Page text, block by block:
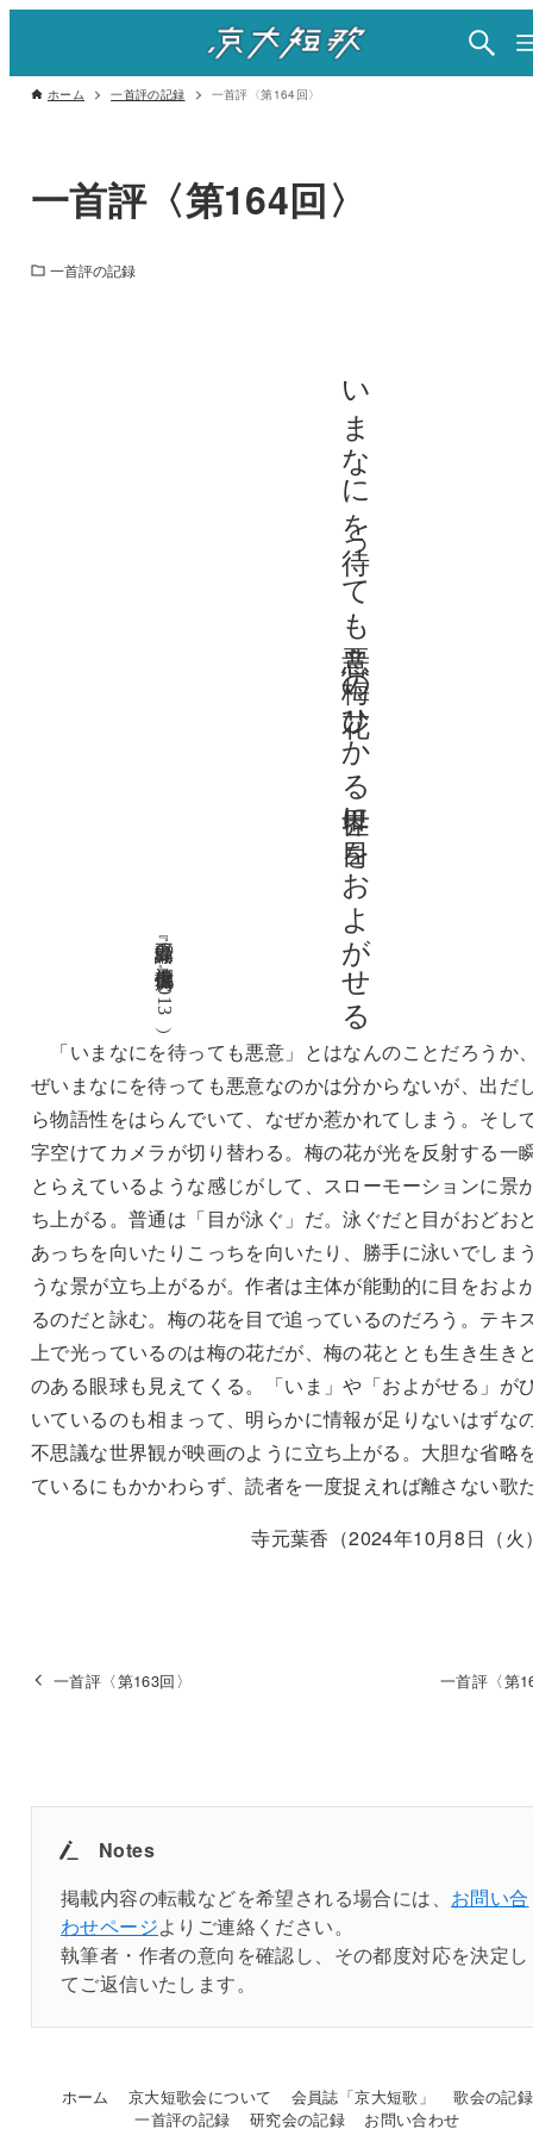
ホーム 一首評の記録 一首評〈第164回〉
一首評〈第164回〉
一首評の記録
五島諭『緑の祠』（書肆侃侃房、2013） いまなにを待っても悪意 梅の花ひかる世界に目をおよがせる
「いまなにを待っても悪意」とはなんのことだろうか
ぜいまなにを待っても悪意なのかは分からないが、出だ
ら物語性をはらんでいて、なぜか惹かれてしまう。そし
字空けてカメラが切り替わる。梅の花が光を反射する一
とらえているような感じがして、スローモーションに景
ち上がる。普通は「目が泳ぐ」だ。泳ぐだと目がおどお
あっちを向いたりこっちを向いたり、勝手に泳いでしま
うな景が立ち上がるが。作者は主体が能動的に目をおよ
るのだと詠む。梅の花を目で追っているのだろう。テキ
上で光っているのは梅の花だが、梅の花ととも生き生き
のある眼球も見えてくる。「いま」や「およがせる」が
いているのも相まって、明らかに情報が足りないはずな
不思議な世界観が映画のように立ち上がる。大胆な省略
ているにもかかわらず、読者を一度捉えれば離さない歌
寺元葉香（2024年10月8日（火
一首評〈第163回〉 一首評〈第
Notes
掲載内容の転載などを希望される場合には、 お問い合
わせページよりご連絡ください。
執筆者・作者の意向を確認し、その都度対応を決定し
てご返信いたします。
ホーム 京大短歌会について 会員誌「京大短歌」
歌会の記録
一首評の記録
研究会の記録 お問い合わせ